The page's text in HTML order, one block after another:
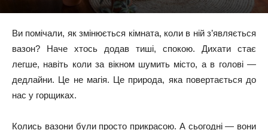
Ви помічали, як змінюється кімната, коли в ній з’являється
вазон? Наче хтось додав тиші, спокою. Дихати стає
легше, навіть коли за вікном шумить місто, а в голові —
дедлайни. Це не магія. Це природа, яка повертається до
нас у горщиках.
Колись вазони були просто прикрасою. А сьогодні — вони